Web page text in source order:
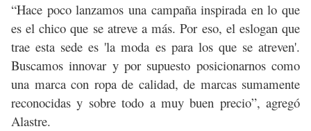
“Hace poco lanzamos una campaña inspirada en lo que
es el chico que se atreve a más. Por eso, el eslogan que
trae esta sede es 'la moda es para los que se atreven'.
Buscamos innovar y por supuesto posicionarnos como
una marca con ropa de calidad, de marcas sumamente
reconocidas y sobre todo a muy buen precio”, agregó
Alastre.